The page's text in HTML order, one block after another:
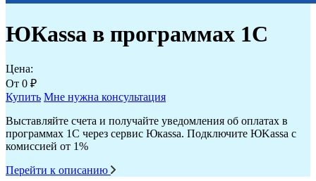
ЮКаssа в программах 1С
Цена:
От 0 ₽
Купить Мне нужна консультация
Выставляйте счета и получайте уведомления об оплатах в
программах 1С через сервис Юкаssа. Подключите ЮKassa с
комиссией от 1%
Перейти к описанию